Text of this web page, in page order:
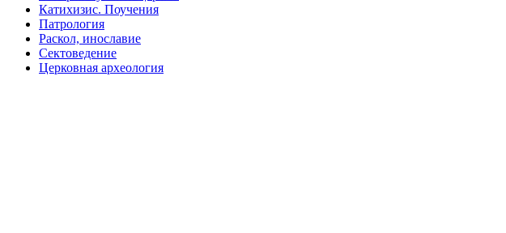
Катихизис. Поучения
Патрология
Раскол, инославие
Сектоведение
Церковная археология